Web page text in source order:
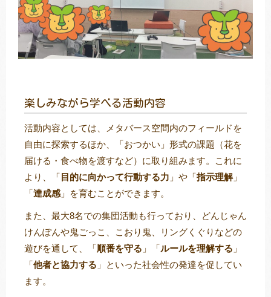
楽しみながら学べる活動内容
活動内容としては、メタバース空間内のフィールドを
自由に探索するほか、「おつかい」形式の課題（花を
届ける・食べ物を渡すなど）に取り組みます。これに
より、「 目的に向かって行動する力 」や「指示理解」
「達成感 」を育むことができます。
また、最大8名での集団活動も行っており、どんじゃん
けんぽんや鬼ごっこ、こおり鬼、リングくぐりなどの
遊びを通して、「順番を守る 」「ルールを理解する 」
「他者と協力する 」といった社会性の発達を促してい
ます。